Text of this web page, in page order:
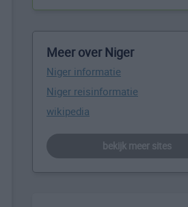
Meer over Niger
Niger informatie
Niger reisinformatie
wikipedia
bekijk meer sites